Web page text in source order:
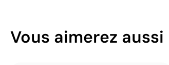
Vous aimerez aussi